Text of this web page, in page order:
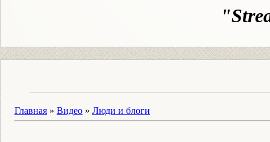
Главная » Видео » Люди и блоги